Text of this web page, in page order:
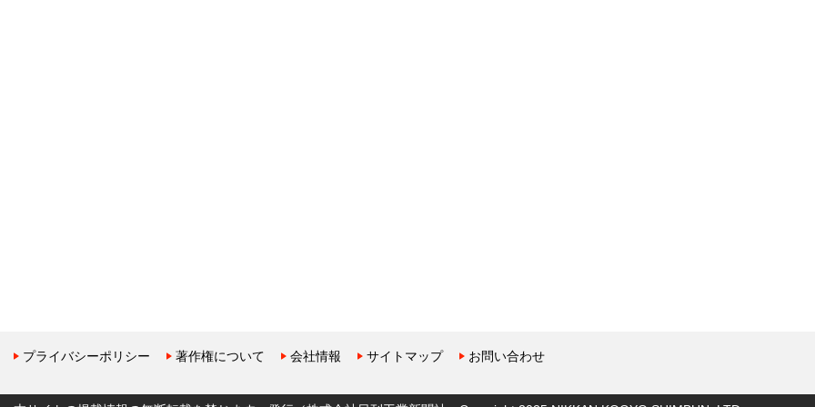
プライバシーポリシー 著作権について 会社情報 サイトマップ お問い合わせ